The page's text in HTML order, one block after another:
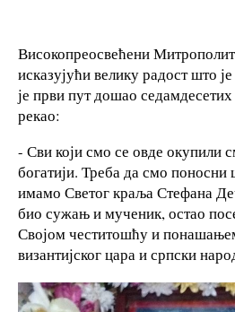
Високопреосвећени
исказујући велику радост што
је први пут дошао
рекао:
- Сви који смо се овде окупили
богатији. Треба да смо
имамо Светог краља Стефана
био сужањ и мученик, остао
Својом честитошћу и
византијског цара и српски